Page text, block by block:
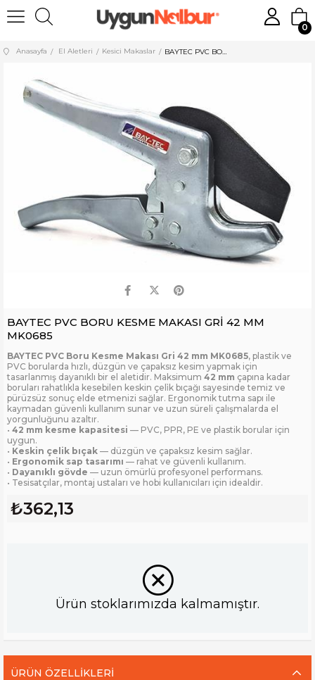
0
Anasayfa El Aletleri Kesici Makaslar
BAYTEC PVC BORU KESME MAKASI GRİ 42 MM
MK0685
BAYTEC PVC Boru Kesme Makası Gri 42 mm MK0685, plastik ve
PVC borularda hızlı, düzgün ve çapaksız kesim yapmak için
tasarlanmış dayanıklı bir el aletidir. Maksimum 42 mm çapına kadar
boruları rahatlıkla kesebilen keskin çeli̇k bıçağı sayesinde temiz ve
pürüzsüz sonuç elde etmenizi sağlar. Ergonomik tutma sapı ile
kaymadan güvenli kullanım sunar ve uzun süreli çalışmalarda el
yorgunluğunu azaltır.
• 42 mm kesme kapasitesi — PVC, PPR, PE ve plastik borular için
uygun.
• Keskin çelik bıçak — düzgün ve çapaksız kesim sağlar.
• Ergonomik sap tasarımı — rahat ve güvenli kullanım.
• Dayanıklı gövde — uzun ömürlü profesyonel performans.
• Tesisatçılar, montaj ustaları ve hobi kullanıcıları için idealdir.
₺362,13
Ürün stoklarımızda kalmamıştır.
ÜRÜN ÖZELLIKLERI